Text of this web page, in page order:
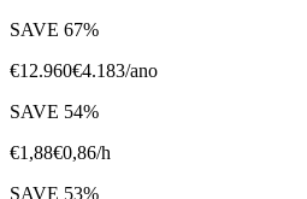
SAVE 67%
€12.960€4.183/ano
SAVE 54%
€1,88€0,86/h
SAVE 53%